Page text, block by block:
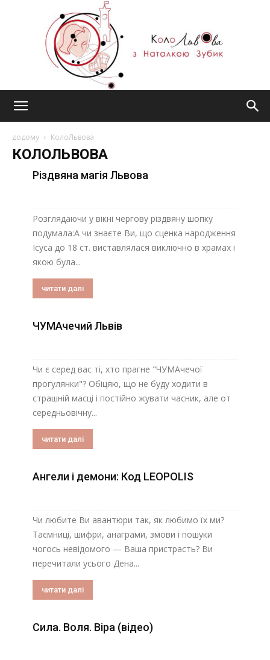
додому КолоЛьвова
КОЛОЛЬВОВА
Різдвяна магія Львова
Розглядаючи у вікні чергову різдвяну шопку
подумала:А чи знаєте Ви, що сценка народження
Ісуса до 18 ст. виставлялася виключно в храмах і
якою була...
читати далі
ЧУМАчечий Львів
Чи є серед вас ті, хто прагне "ЧУМАчечої
прогулянки"? Обіцяю, що не буду ходити в
страшній масці і постійно жувати часник, але от
середньовічну...
читати далі
Ангели і демони: Код LEOPOLIS
Чи любите Ви авантюри так, як любимо їх ми?
Таємниці, шифри, анаграми, змови і пошуки
чогось невідомого — Ваша пристрасть? Ви
перечитали усього Дена...
читати далі
Сила. Воля. Віра (відео)